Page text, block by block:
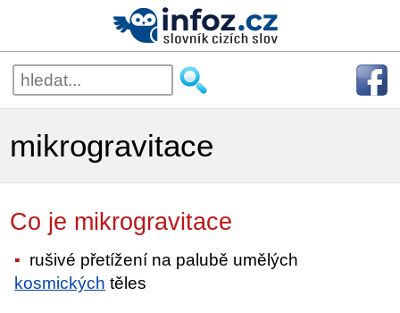
mikrogravitace
Co je mikrogravitace
rušivé přetížení na palubě umělých
kosmických těles